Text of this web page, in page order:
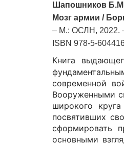
Шапошников
Мозг армии /
– М.: ОСЛН, 2022.
ISBN 978-5-
Книга
современной
Вооруженными
широкого
посвятивших
сформировать
основными